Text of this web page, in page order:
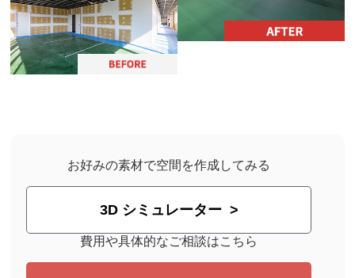
お好みの素材で空間を作成してみる
3D シミュレーター
費用や具体的なご相談はこちら